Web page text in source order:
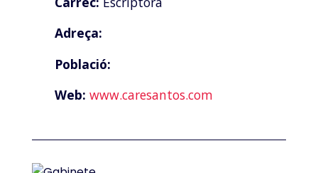
Adreça:
Població:
Web: www.caresantos.com